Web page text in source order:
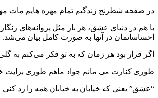
در صفحه شطرنج زندگیم تمام مهره هایم مات
با هم در دنیای عشق، هر بار مثل پروانه‌های
احساساتمان در آنها به صورت کامل بیان می‌شد.
اگر قرار بود هر زمان که به تو فکر می‌کنم به
طوری کنارت می‌ مانم جواد ماهم طوری برایت
“عشق” یعنی که خیابان به خیابان همه را رد